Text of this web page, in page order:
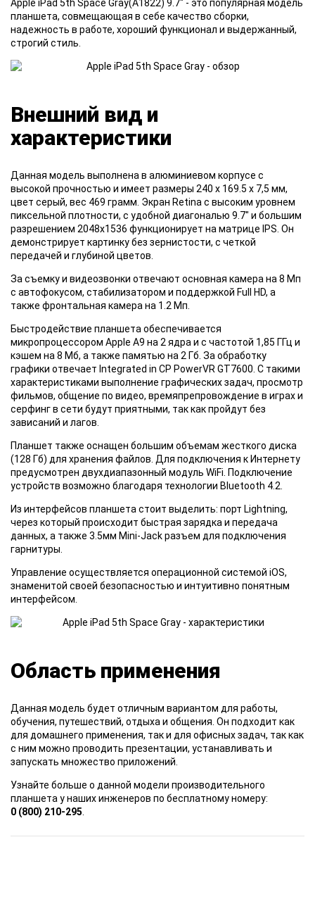
Apple iPad 5th Space Gray(A1822) 9.7" - это популярная модель
планшета, совмещающая в себе качество сборки,
надежность в работе, хороший функционал и выдержанный,
строгий стиль.
Внешний вид и
характеристики
Данная модель выполнена в алюминиевом корпусе с
высокой прочностью и имеет размеры 240 х 169.5 х 7,5 мм,
цвет серый, вес 469 грамм. Экран Retina с высоким уровнем
пиксельной плотности, с удобной диагональю 9.7" и большим
разрешением 2048x1536 функционирует на матрице IPS. Он
демонстрирует картинку без зернистости, с четкой
передачей и глубиной цветов.
За съемку и видеозвонки отвечают основная камера на 8 Мп
с автофокусом, стабилизатором и поддержкой Full HD, а
также фронтальная камера на 1.2 Мп.
Быстродействие планшета обеспечивается
микропроцессором Apple A9 на 2 ядра и с частотой 1,85 ГГц и
кэшем на 8 Мб, а также памятью на 2 Гб. За обработку
графики отвечает Integrated in CP PowerVR GT7600. С такими
характеристиками выполнение графических задач, просмотр
фильмов, общение по видео, времяпрепровождение в играх и
серфинг в сети будут приятными, так как пройдут без
зависаний и лагов.
Планшет также оснащен большим объемам жесткого диска
(128 Гб) для хранения файлов. Для подключения к Интернету
предусмотрен двухдиапазонный модуль WiFi. Подключение
устройств возможно благодаря технологии Bluetooth 4.2.
Из интерфейсов планшета стоит выделить: порт Lightning,
через который происходит быстрая зарядка и передача
данных, а также 3.5мм Mini-Jack разъем для подключения
гарнитуры.
Управление осуществляется операционной системой iOS,
знаменитой своей безопасностью и интуитивно понятным
интерфейсом.
Область применения
Данная модель будет отличным вариантом для работы,
обучения, путешествий, отдыха и общения. Он подходит как
для домашнего применения, так и для офисных задач, так как
с ним можно проводить презентации, устанавливать и
запускать множество приложений.
Узнайте больше о данной модели производительного
планшета у наших инженеров по бесплатному номеру:
0 (800) 210-295